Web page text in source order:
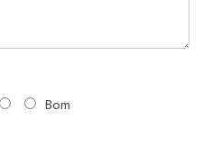
Bom